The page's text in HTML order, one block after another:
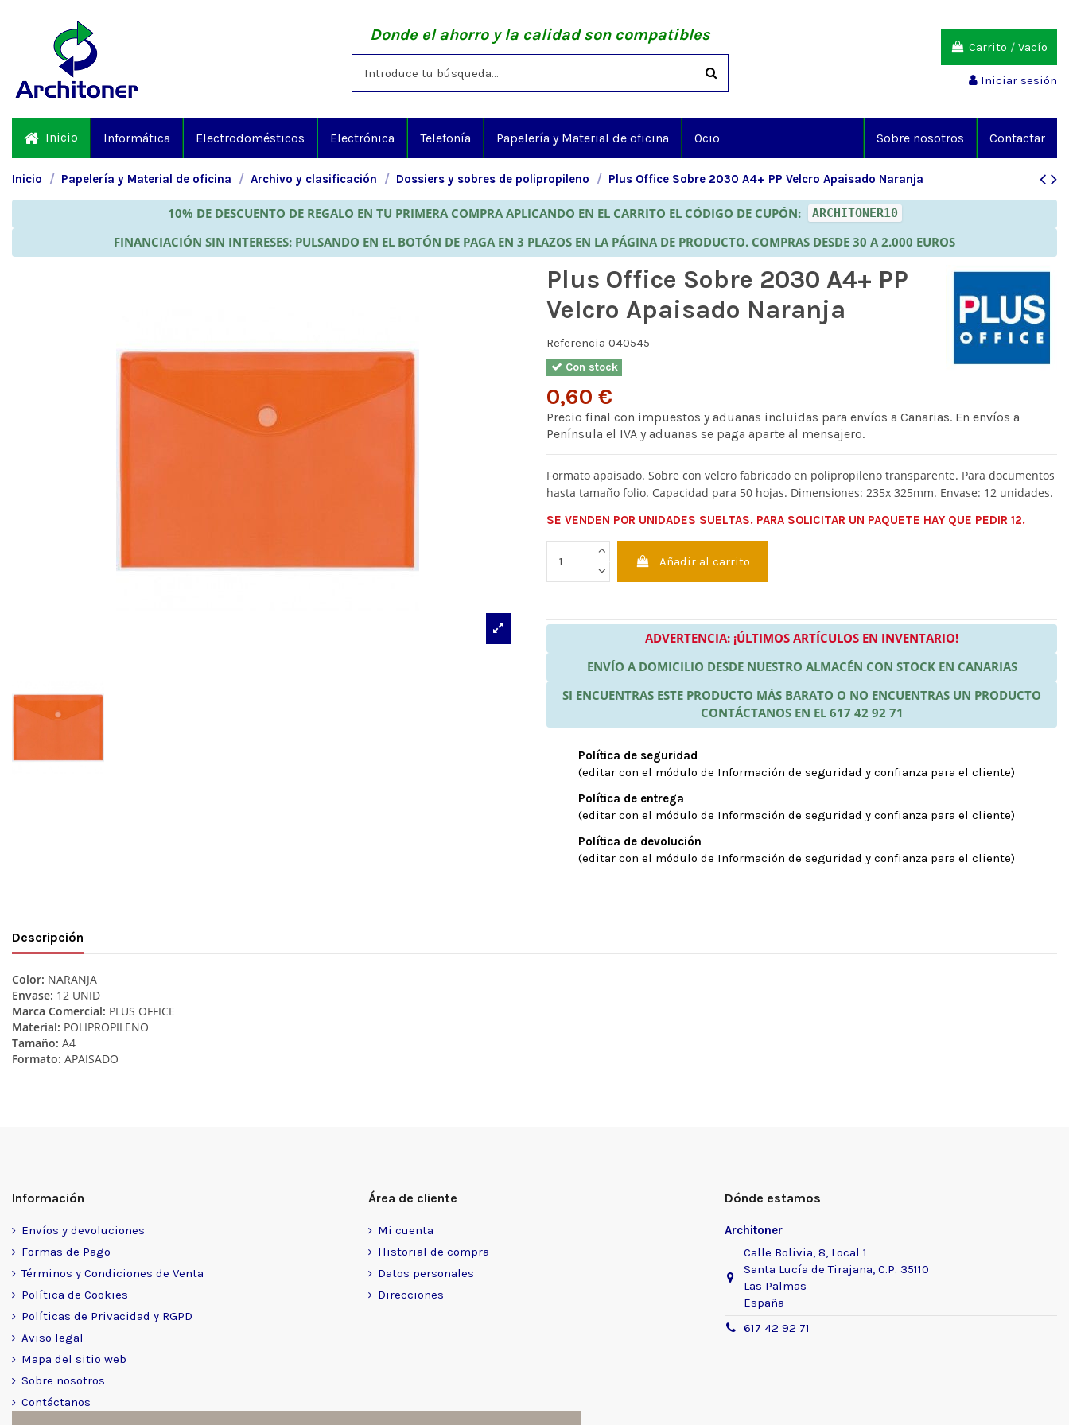
Donde el ahorro y la calidad son compatibles
Carrito / Vacío
Iniciar sesión
Inicio Informática Electrodomésticos Electrónica Telefonía Papelería y Material de oficina Ocio Contactar
Sobre nosotros
Inicio Papelería y Material de oficina Archivo y clasificación Dossiers y sobres de polipropileno Plus Office Sobre 2030 A4+ PP Velcro Apaisado Naranja
10% DE DESCUENTO DE REGALO EN TU PRIMERA COMPRA APLICANDO EN EL CARRITO EL CÓDIGO DE CUPÓN: ARCHITONER10
FINANCIACIÓN SIN INTERESES: PULSANDO EN EL BOTÓN DE PAGA EN 3 PLAZOS EN LA PÁGINA DE PRODUCTO. COMPRAS DESDE 30 A 2.000 EUROS
Plus Office Sobre 2030 A4+ PP
Velcro Apaisado Naranja
Referencia 040545
Con stock
0,60 €
Precio final con impuestos y aduanas incluidas para envíos a Canarias. En envíos a
Península el IVA y aduanas se paga aparte al mensajero.
Formato apaisado. Sobre con velcro fabricado en polipropileno transparente. Para documentos
hasta tamaño folio. Capacidad para 50 hojas. Dimensiones: 235x 325mm. Envase: 12 unidades.
SE VENDEN POR UNIDADES SUELTAS. PARA SOLICITAR UN PAQUETE HAY QUE PEDIR 12.
Añadir al carrito
ADVERTENCIA: ¡ÚLTIMOS ARTÍCULOS EN INVENTARIO!
ENVÍO A DOMICILIO DESDE NUESTRO ALMACÉN CON STOCK EN CANARIAS
SI ENCUENTRAS ESTE PRODUCTO MÁS BARATO O NO ENCUENTRAS UN PRODUCTO
CONTÁCTANOS EN EL 617 42 92 71
Política de seguridad
(editar con el módulo de Información de seguridad y confianza para el cliente)
Política de entrega
(editar con el módulo de Información de seguridad y confianza para el cliente)
Política de devolución
(editar con el módulo de Información de seguridad y confianza para el cliente)
Descripción
Color: NARANJA
Envase: 12 UNID
Marca Comercial: PLUS OFFICE
Material: POLIPROPILENO
Tamaño: A4
Formato: APAISADO
Información
Envíos y devoluciones
Formas de Pago
Términos y Condiciones de Venta
Política de Cookies
Políticas de Privacidad y RGPD
Aviso legal
Mapa del sitio web
Sobre nosotros
Contáctanos
Área de cliente
Mi cuenta
Historial de compra
Datos personales
Direcciones
Dónde estamos
Architoner
Calle Bolivia, 8, Local 1
Santa Lucía de Tirajana, C.P. 35110
Las Palmas
España
617 42 92 71